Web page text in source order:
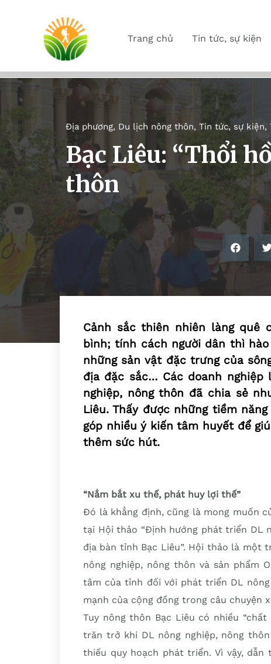
Trang chủ Tin tức, sự kiện
Địa phương, Du lịch nông thôn, Tin tức, sự kiện,
Bạc Liêu: “Thổi
thôn
Cảnh sắc thiên nhiên làng quê
bình; tính cách người dân thì
những sản vật đặc trưng của
địa đặc sắc… Các doanh nghiệp
nghiệp, nông thôn đã chia sẻ
Liêu. Thấy được những tiềm
góp nhiều ý kiến tâm huyết để
thêm sức hút.
“Nắm bắt xu thế, phát huy lợi thế”
Đó là khẳng định, cũng là mong muốn
tại Hội thảo “Định hướng phát triển DL
địa bàn tỉnh Bạc Liêu”. Hội thảo là một
nông nghiệp, nông thôn và sản phẩm
tâm của tỉnh đối với phát triển DL
mạnh của cộng đồng trong câu chuyện
Tuy nông thôn Bạc Liêu có nhiều
trăn trở khi DL nông nghiệp, nông
thiếu quy hoạch phát triển. Vì vậy,